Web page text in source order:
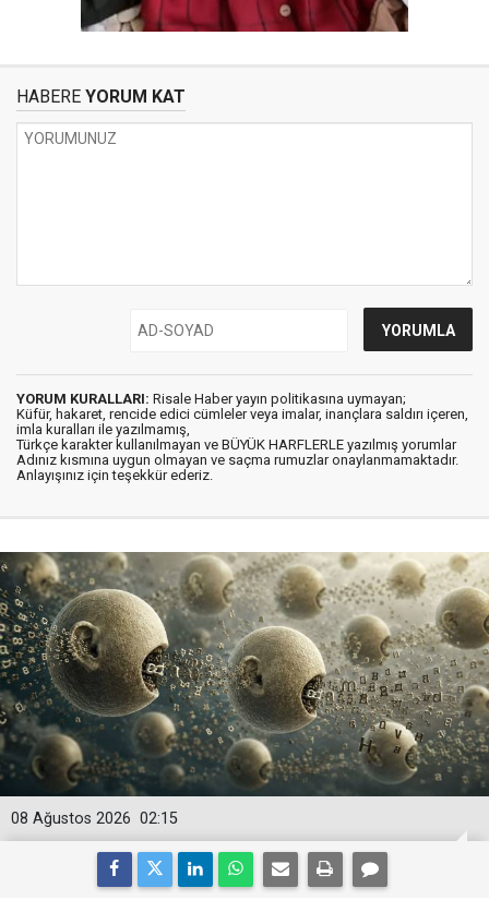
HABERE YORUM KAT
YORUM KURALLARI: Risale Haber yayın politikasına uymayan;
Küfür, hakaret, rencide edici cümleler veya imalar, inançlara saldırı içeren,
imla kuralları ile yazılmamış,
Türkçe karakter kullanılmayan ve BÜYÜK HARFLERLE yazılmış yorumlar
Adınız kısmına uygun olmayan ve saçma rumuzlar onaylanmamaktadır.
Anlayışınız için teşekkür ederiz.
02:15
08 Ağustos 2026